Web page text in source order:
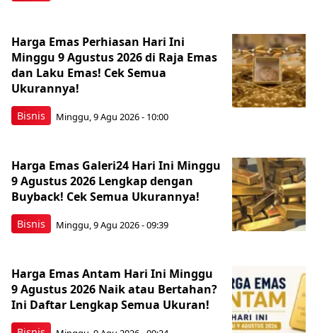
Bisnis
Harga Emas Perhiasan Hari Ini
Minggu 9 Agustus 2026 di Raja Emas
dan Laku Emas! Cek Semua
Ukurannya!
Minggu, 9 Agu 2026 - 10:00
Bisnis
Harga Emas Galeri24 Hari Ini Minggu
9 Agustus 2026 Lengkap dengan
Buyback! Cek Semua Ukurannya!
Minggu, 9 Agu 2026 - 09:39
Harga Emas Antam Hari Ini Minggu
9 Agustus 2026 Naik atau Bertahan?
Ini Daftar Lengkap Semua Ukuran!